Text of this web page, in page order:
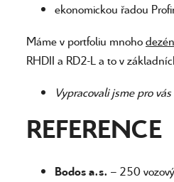
ekonomickou řadou
Máme v portfoliu mnoho
RHDII a RD2-L a to v
Vypracovali jsme pro
REFERENCE
Bodos a.s. – 250